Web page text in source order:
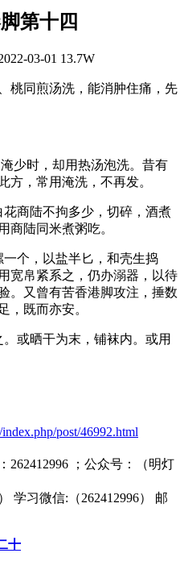
第十四
03-01 13.7W
桃同煎汤洗，能消肿住痛，先
少时，却用热汤泡洗。昔有
方，常用淹洗，不再发。
商陆不拘多少，切碎，酒煮
商陆同米煮粥吃。
个，以盐半匕，和壳生捣
宽帛紧系之，仍办溺器，以待
。又曾有苦香港脚攻注，捶数
，既而亦安。
或晒干为末，铺袜内。或用
post/46992.html
262412996 ；公众号：（明灯
学习微信:（262412996） 邮
十